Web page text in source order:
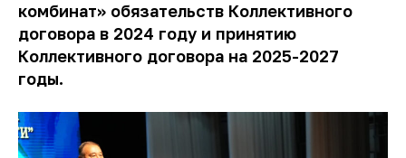
комбинат» обязательств Коллективного
договора в 2024 году и принятию
Коллективного договора на 2025-2027
годы.